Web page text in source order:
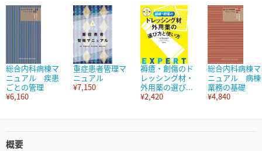
総合内科病棟マ
ニュアル 疾患
ごとの管理
¥6,160
重症患者管理マ
ニュアル
¥7,150
褥瘡・創傷のド
レッシング材・
外用薬の選び...
¥2,420
総合内科病棟マ
ニュアル 病棟
業務の基礎
¥4,840
概要